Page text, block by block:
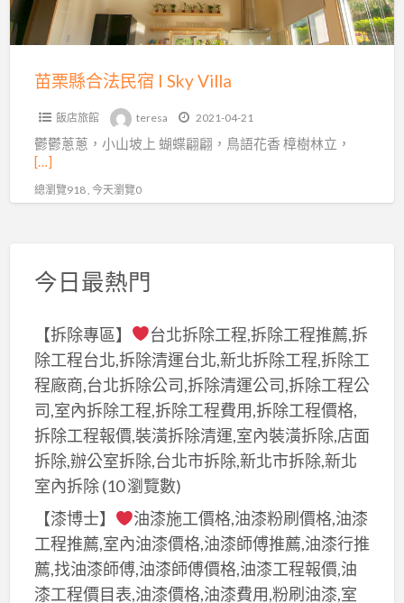
I
Sky
Villa苗栗縣合法民宿 I Sky Villa
飯店旅館 teresa 2021-04-21
鬱鬱蔥蔥，小山坡上 蝴蝶翩翩，鳥語花香 樟樹林立，
[…]
總瀏覽918 , 今天瀏覽0
今日最熱門
【拆除專區】
台北拆除工程,拆除工程推薦,拆
除工程台北,拆除清運台北,新北拆除工程,拆除工
程廠商,台北拆除公司,拆除清運公司,拆除工程公
司,室內拆除工程,拆除工程費用,拆除工程價格,
拆除工程報價,裝潢拆除清運,室內裝潢拆除,店面
拆除,辦公室拆除,台北市拆除,新北市拆除,新北
室內拆除(10 瀏覽數)
【漆博士】
油漆施工價格,油漆粉刷價格,油漆
工程推薦,室內油漆價格,油漆師傅推薦,油漆行推
薦,找油漆師傅,油漆師傅價格,油漆工程報價,油
漆工程價目表,油漆價格,油漆費用,粉刷油漆,室